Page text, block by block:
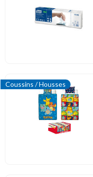
Linge de lit
Coussins / Housses